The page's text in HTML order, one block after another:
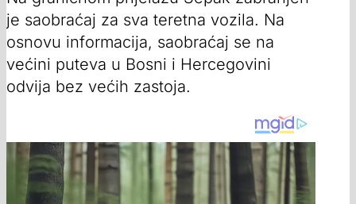
je saobraćaj za sva teretna vozila. Na
osnovu informacija, saobraćaj se na
većini puteva u Bosni i Hercegovini
odvija bez većih zastoja.